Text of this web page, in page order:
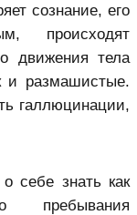
сознание, его
происходят
движения тела
и размашистые.
галлюцинации,
себе знать как
пребывания